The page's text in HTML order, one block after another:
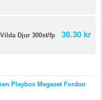
Djur 300st/fp 36.30 kr
Playbox Megaset Fordon